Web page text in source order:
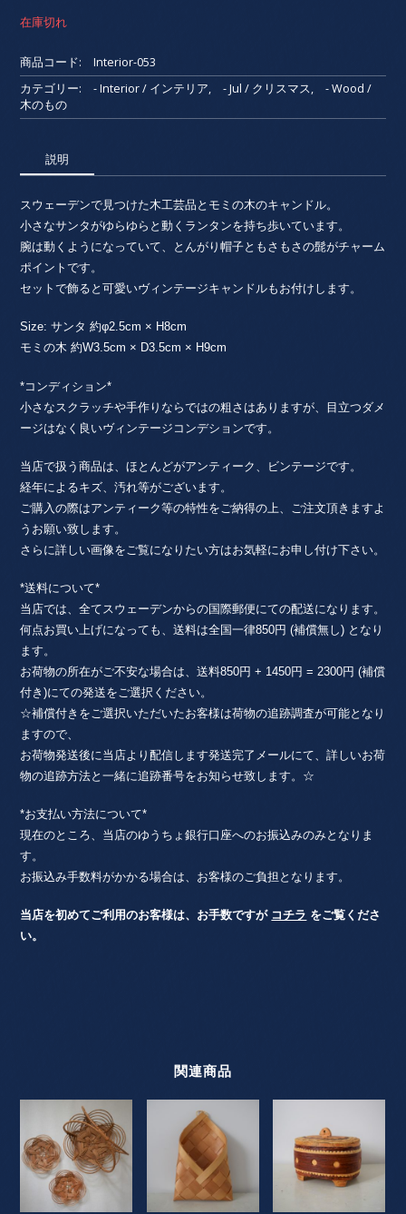
在庫切れ
商品コード:
Interior-053
カテゴリー:
- Interior / インテリア, - Jul / クリスマス,
- Wood /
木のもの
説明
スウェーデンで見つけた木工芸品とモミの木のキャンドル。
小さなサンタがゆらゆらと動くランタンを持ち歩いています。
腕は動くようになっていて、とんがり帽子ともさもさの髭がチャーム
ポイントです。
セットで飾ると可愛いヴィンテージキャンドルもお付けします。
Size: サンタ 約φ2.5cm × H8cm
モミの木 約W3.5cm × D3.5cm × H9cm
*コンディション*
小さなスクラッチや手作りならではの粗さはありますが、目立つダメ
ージはなく良いヴィンテージコンデションです。
当店で扱う商品は、ほとんどがアンティーク、ビンテージです。
経年によるキズ、汚れ等がございます。
ご購入の際はアンティーク等の特性をご納得の上、ご注文頂きますよ
うお願い致します。
さらに詳しい画像をご覧になりたい方はお気軽にお申し付け下さい。
*送料について*
当店では、全てスウェーデンからの国際郵便にての配送になります。
何点お買い上げになっても、送料は全国一律850円 (補償無し) となり
ます。
お荷物の所在がご不安な場合は、送料850円 + 1450円 = 2300円 (補償
付き)にての発送をご選択ください。
☆補償付きをご選択いただいたお客様は荷物の追跡調査が可能となり
ますので、
お荷物発送後に当店より配信します発送完了メールにて、詳しいお荷
物の追跡方法と一緒に追跡番号をお知らせ致します。☆
*お支払い方法について*
現在のところ、当店のゆうちょ銀行口座へのお振込みのみとなりま
す。
お振込み手数料がかかる場合は、お客様のご負担となります。
当店を初めてご利用のお客様は、お手数ですが コチラ をご覧くださ
い。
関連商品